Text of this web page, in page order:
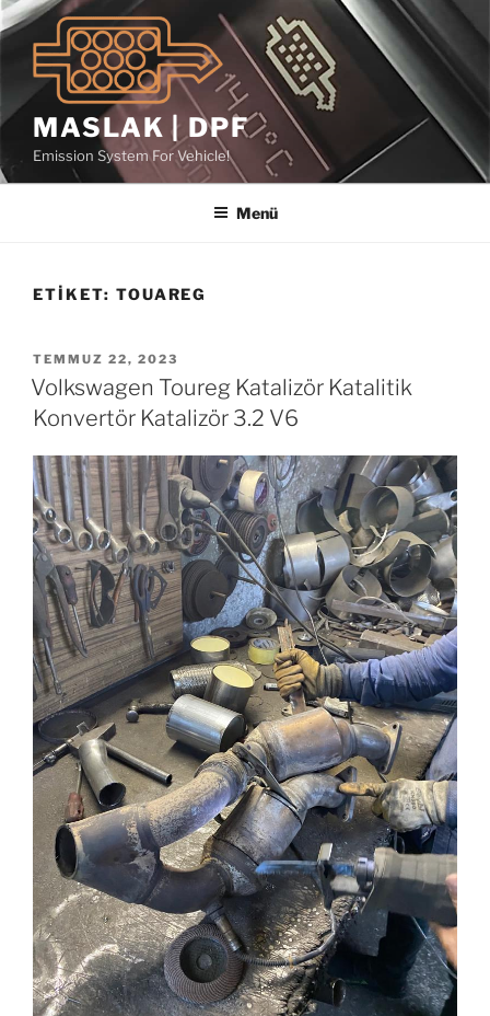
İçeriğe
geç
MASLAK | DPF
Emission System For Vehicle!
Menü
ETIKET: TOUAREG
YAYIM
TARIHI
TEMMUZ 22, 2023
Volkswagen Toureg Katalizör Katalitik
Konvertör Katalizör 3.2 V6